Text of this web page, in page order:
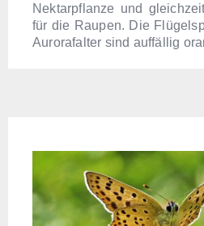
Nektarpflanze und
für die Raupen. Die
Aurorafalter sind auffällig